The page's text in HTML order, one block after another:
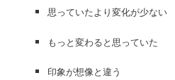
思っていたより変化が少ない
もっと変わると思っていた
印象が想像と違う